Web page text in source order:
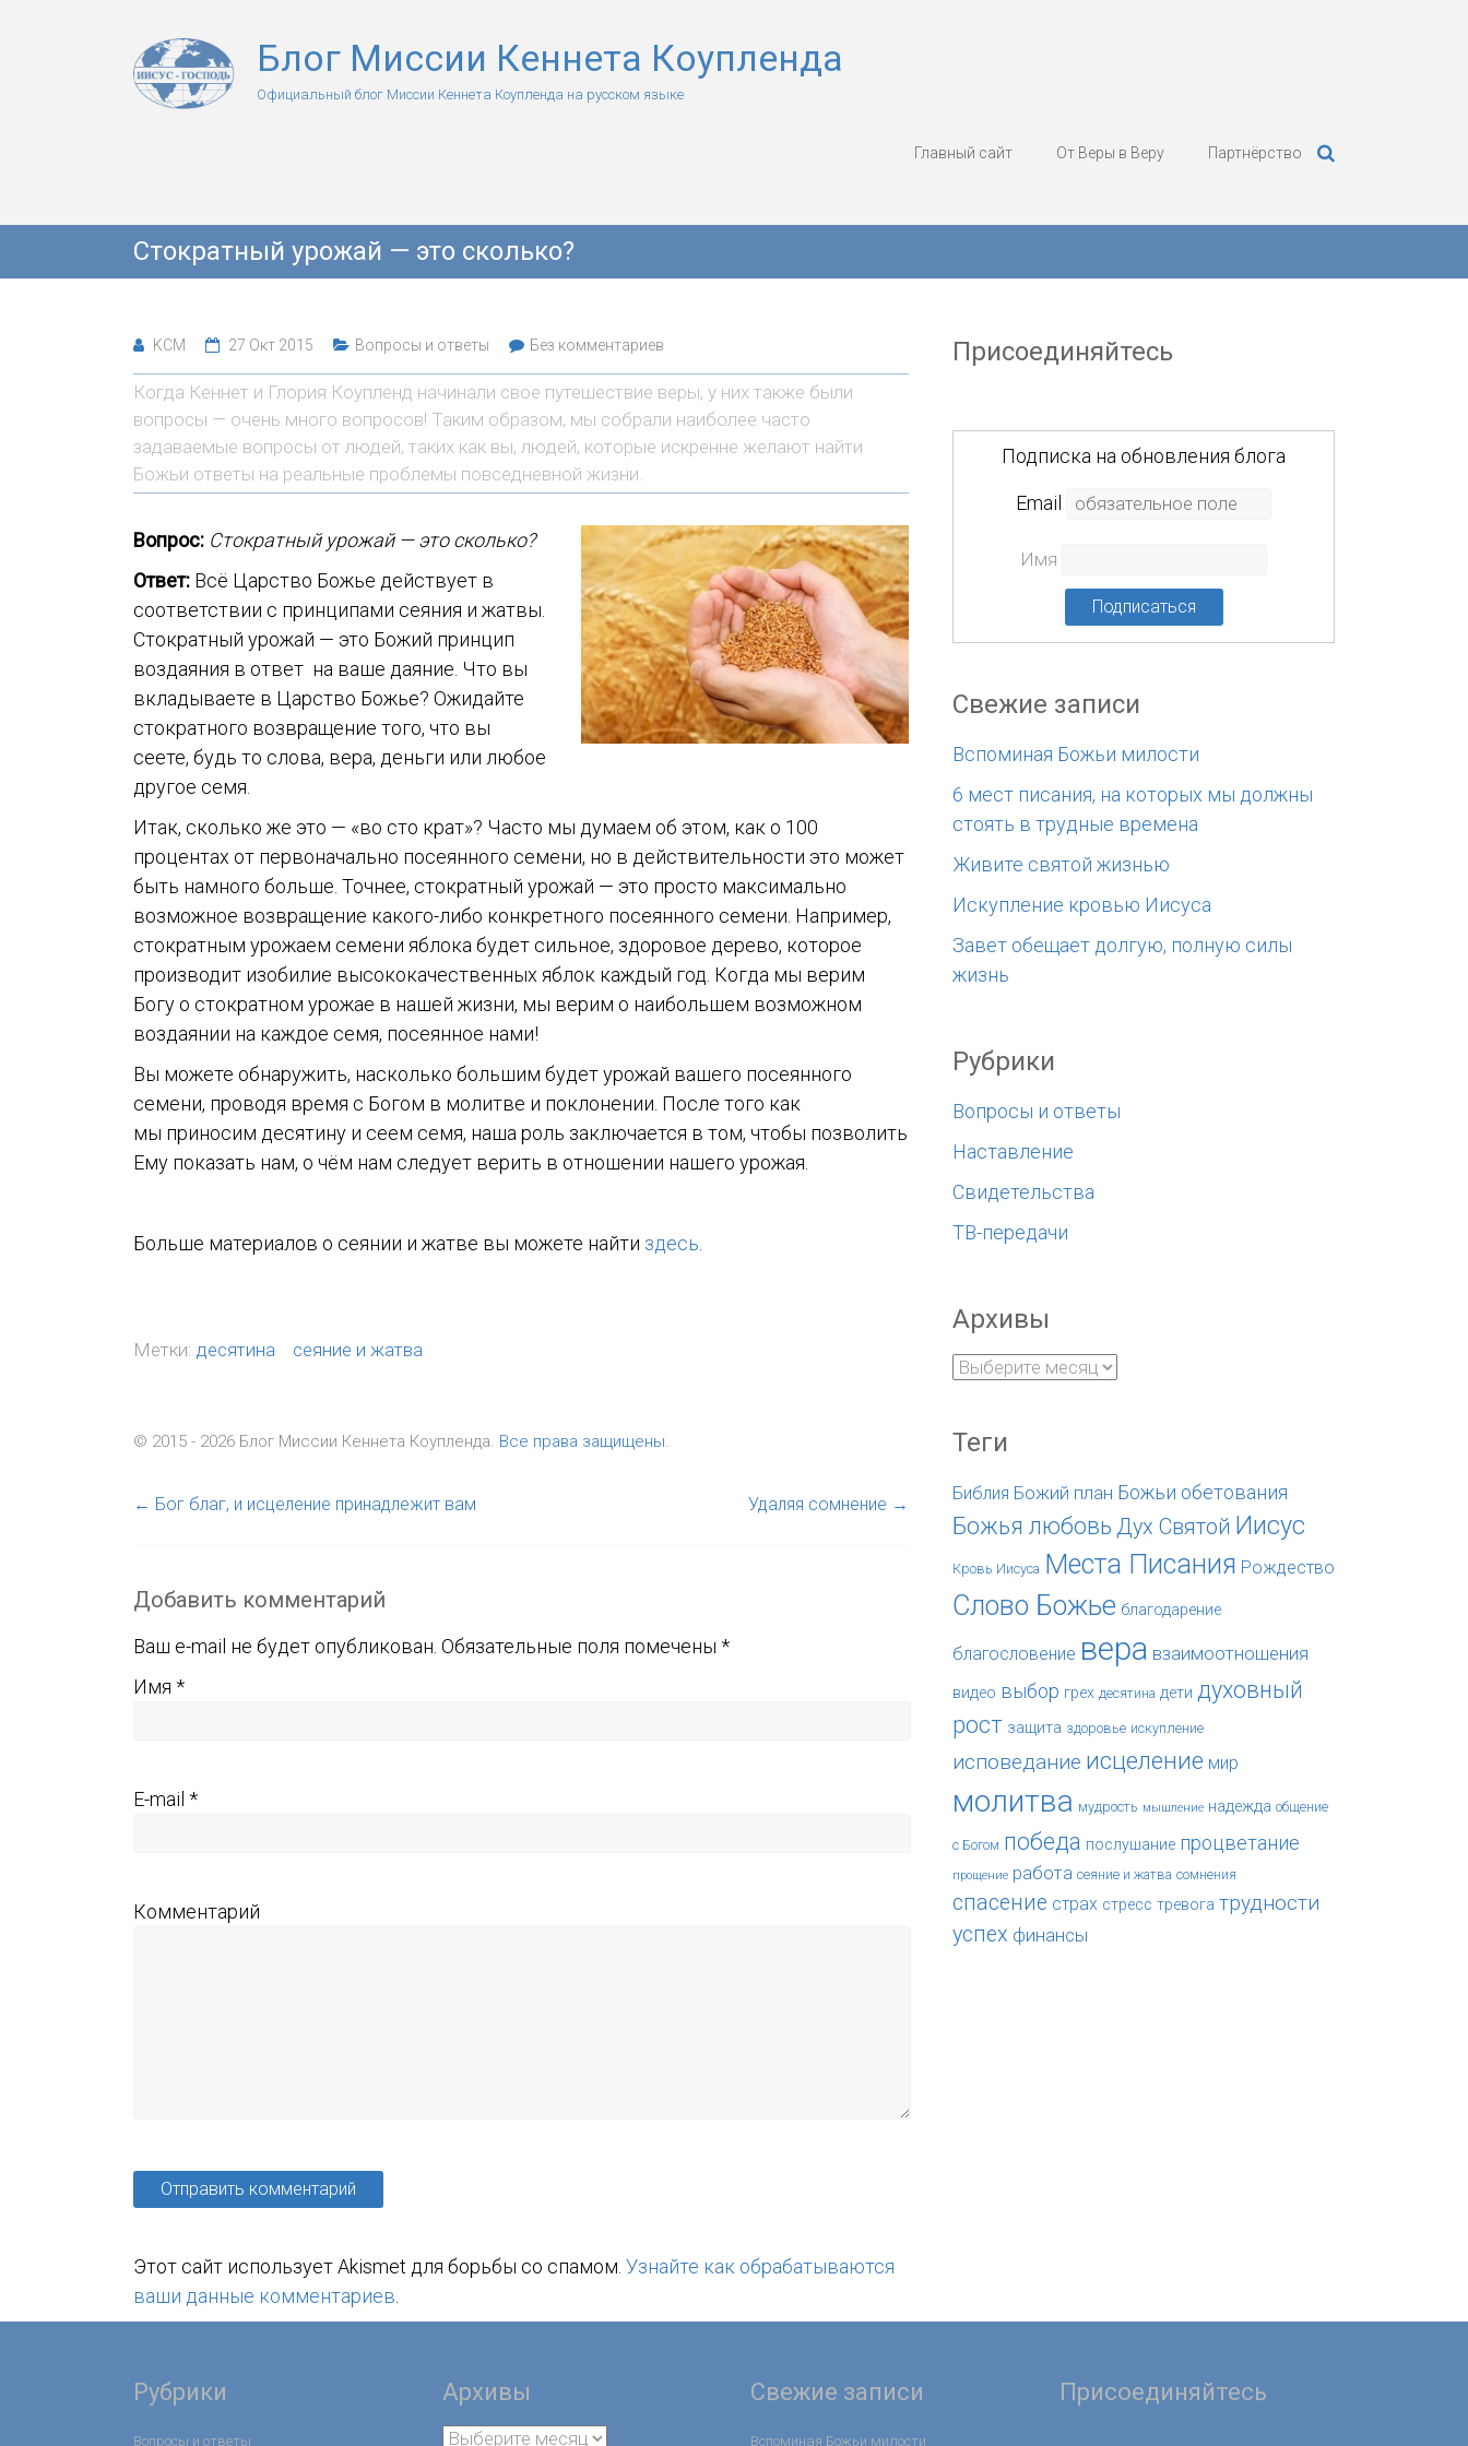
Блог Миссии Кеннета Коупленда
Официальный блог Миссии Кеннета Коупленда на русском языке
Главный сайт От Веры в Веру Партнёрство
Стократный урожай — это сколько?
KCM 27 Окт 2015 Вопросы и ответы Без комментариев
Когда Кеннет и Глория Коупленд начинали свое путешествие веры, у них также были
вопросы — очень много вопросов! Таким образом, мы собрали наиболее часто
задаваемые вопросы от людей, таких как вы, людей, которые искренне желают найти
Божьи ответы на реальные проблемы повседневной жизни.
Вопрос: Стократный урожай — это сколько?
Ответ: Всё Царство Божье действует в
соответствии с принципами сеяния и жатвы.
Стократный урожай — это Божий принцип
воздаяния в ответ на ваше даяние. Что вы
вкладываете в Царство Божье? Ожидайте
стократного возвращение того, что вы
сеете, будь то слова, вера, деньги или любое
другое семя.
Итак, сколько же это — «во сто крат»? Часто мы думаем об этом, как о 100
процентах от первоначально посеянного семени, но в действительности это может
быть намного больше. Точнее, стократный урожай — это просто максимально
возможное возвращение какого-либо конкретного посеянного семени. Например,
стократным урожаем семени яблока будет сильное, здоровое дерево, которое
производит изобилие высококачественных яблок каждый год. Когда мы верим
Богу о стократном урожае в нашей жизни, мы верим о наибольшем возможном
воздаянии на каждое семя, посеянное нами!
Вы можете обнаружить, насколько большим будет урожай вашего посеянного
семени, проводя время с Богом в молитве и поклонении. После того как
мы приносим десятину и сеем семя, наша роль заключается в том, чтобы позволить
Ему показать нам, о чём нам следует верить в отношении нашего урожая.
Больше материалов о сеянии и жатве вы можете найти здесь
Метки: десятина сеяние и жатва
© 2015 - 2026 Блог Миссии Кеннета Коупленда. Все права защищены.
← Бог благ, и исцеление принадлежит вам Удаляя сомнение →
Добавить комментарий
Ваш e-mail не будет опубликован. Обязательные поля помечены *
Имя *
E-mail *
Комментарий
Этот сайт использует Akismet для борьбы со спамом. Узнайте как обрабатываются
ваши данные комментариев
Присоединяйтесь
Подписка на обновления блога
Еmail
Имя
Свежие записи
Вспоминая Божьи милости
6 мест писания, на которых мы должны
стоять в трудные времена
Живите святой жизнью
Искупление кровью Иисуса
Завет обещает долгую, полную силы
жизнь
Рубрики
Вопросы и ответы
Наставление
Свидетельства
ТВ-передачи
Архивы
Теги
Библия Божий план Божьи обетования
Божья любовь Дух Святой Иисус
Кровь Иисуса Места Писания Рождество
Слово Божье благодарение
благословение вера взаимоотношения
видео выбор грех десятина дети духовный
рост защита здоровье искупление
исповедание исцеление мир
молитва мудрость мышление надежда общение
с Богом победа послушание процветание
прощение работа сеяние и жатва сомнения
спасение страх стресс тревога трудности
успех финансы
Рубрики
Вопросы и ответы
Архивы Свежие записи
Вспоминая Божьи милости
Присоединяйтесь